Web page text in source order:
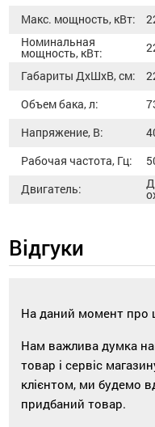
Макс. мощность, кВт:
Номинальная
мощность, кВт:
Габариты ДхШхВ, см:
Объем бака, л:
Напряжение, В:
Рабочая частота, Гц:
Двигатель:
Відгуки
На даний момент про
Нам важлива думка
товар і сервіс
клієнтом, ми будемо
придбаний товар.